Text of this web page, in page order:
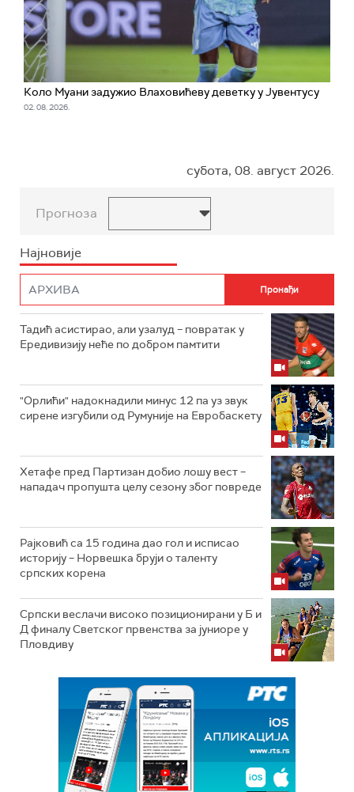
Коло Муани задужио Влаховићеву деветку у Јувентусу
02. 08. 2026.
субота, 08. август 2026.
Прогноза
Најновије
Тадић асистирао, али узалуд – повратак у
Ередивизију неће по добром памтити
"Орлићи" надокнадили минус 12 па уз звук
сирене изгубили од Румуније на Евробаскету
Хетафе пред Партизан добио лошу вест –
нападач пропушта целу сезону због повреде
Рајковић са 15 година дао гол и исписао
историју – Норвешка бруји о таленту
српских корена
Српски веслачи високо позиционирани у Б и
Д финалу Светског првенства за јуниоре у
Пловдиву